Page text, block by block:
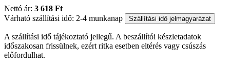
Nettó ár: 3 618 Ft
Várható szállítási idő: 2-4 munkanap
Szállítási idő jelmagyarázat
A szállítási idő tájékoztató jellegű. A beszállítói készletadatok
időszakosan frissülnek, ezért ritka esetben eltérés vagy csúszás
előfordulhat.